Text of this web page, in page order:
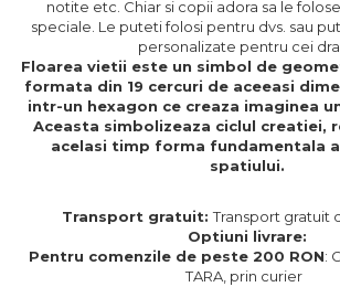
Aromaterapie
Papioane din lemn
Decoratiuni pentru casa
Genti si portofele barbati din
piele naturala
Produse personalizate pentru
notite etc. Chiar si copii adora sa le
speciale. Le puteti folosi pentru dvs. sau
personalizate pentru cei
Floarea vietii este un simbol de
formata din 19 cercuri de aceeasi
intr-un hexagon ce creaza imaginea
Aceasta simbolizeaza ciclul creatiei,
acelasi timp forma fundamentala
spatiului.
Transport gratuit:Transport gratuit
Optiuni livrare:
Pentru comenzile de peste 200 RON:
TARA, prin curier